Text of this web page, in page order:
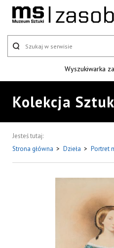
Wyszukiwarka
Kolekcja
Jesteś tutaj:
Strona główna > Dzieła > Portret